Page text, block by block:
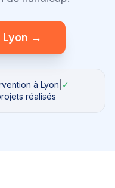
Lyon →
à Lyon ✓
réalisés